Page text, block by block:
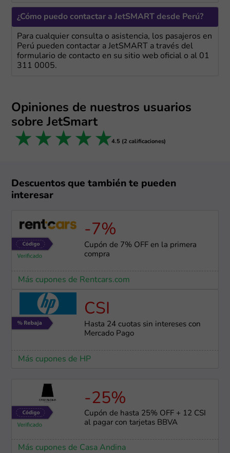
¿Cómo puedo contactar a JetSMART desde Perú?
Para cualquier consulta o asistencia, los pasajeros en
Perú pueden contactar a JetSMART a través del
formulario de contacto en su sitio web oficial o al 01
311 0005.
Opiniones de nuestros usuarios
sobre JetSmart
5 stars
4 stars
3 stars
2 stars
1 star 4.5 (2 calificaciones)
Descuentos que también te pueden
interesar
-7%
Cupón de 7% OFF en la primera
compra
Más cupones de Rentcars.com
CSI
Hasta 24 cuotas sin intereses con
Mercado Pago
Más cupones de HP
-25%
Cupón de hasta 25% OFF + 12 CSI
al pagar con tarjetas BBVA
Más cupones de Casa Andina